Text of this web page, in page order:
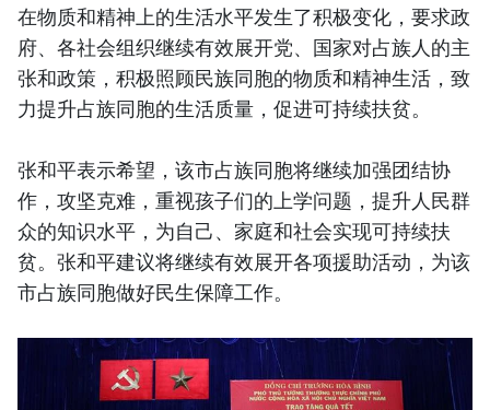
在物质和精神上的生活水平发生了积极变化，要求政
府、各社会组织继续有效展开党、国家对占族人的主
张和政策，积极照顾民族同胞的物质和精神生活，致
力提升占族同胞的生活质量，促进可持续扶贫。
张和平表示希望，该市占族同胞将继续加强团结协
作，攻坚克难，重视孩子们的上学问题，提升人民群
众的知识水平，为自己、家庭和社会实现可持续扶
贫。张和平建议将继续有效展开各项援助活动，为该
市占族同胞做好民生保障工作。